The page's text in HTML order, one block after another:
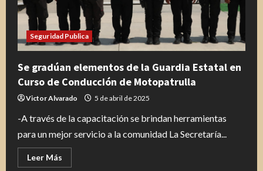
Seguridad Publica
Se gradúan elementos de la Guardia Estatal en
Curso de Conducción de Motopatrulla
Victor Alvarado 5 de abril de 2025
-A través de la capacitación se brindan herramientas
para un mejor servicio a la comunidad La Secretaría...
Leer Más
más